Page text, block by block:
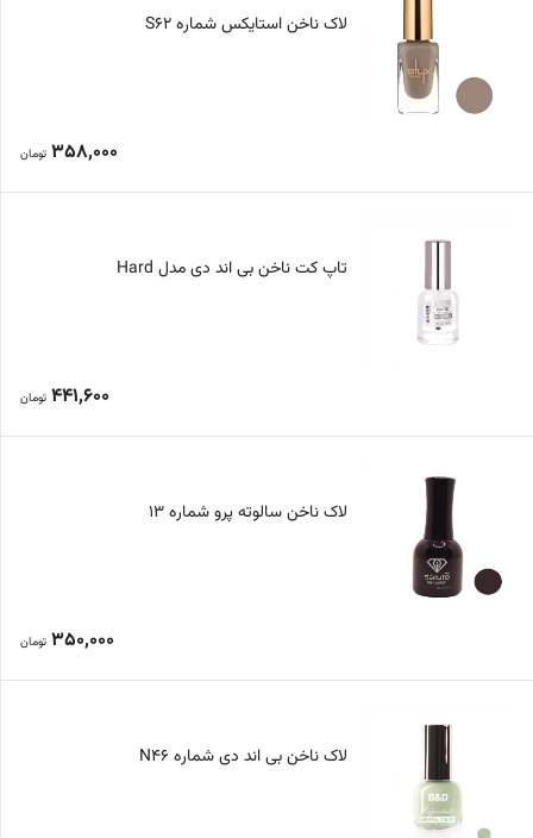
لاک ناخن استایکس شماره S62
358,000 تومان
تاپ کت ناخن بی اند دی مدل Hard
441,600 تومان
لاک ناخن سالوته پرو شماره 13
350,000 تومان
لاک ناخن بی اند دی شماره N46